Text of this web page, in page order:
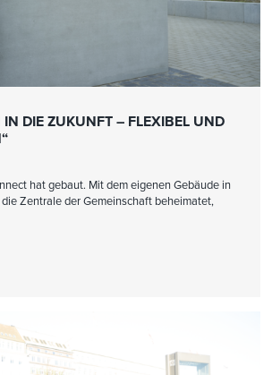
IN DIE ZUKUNFT – FLEXIBEL UND
hat gebaut. Mit dem eigenen Gebäude in
die Zentrale der Gemeinschaft beheimatet,